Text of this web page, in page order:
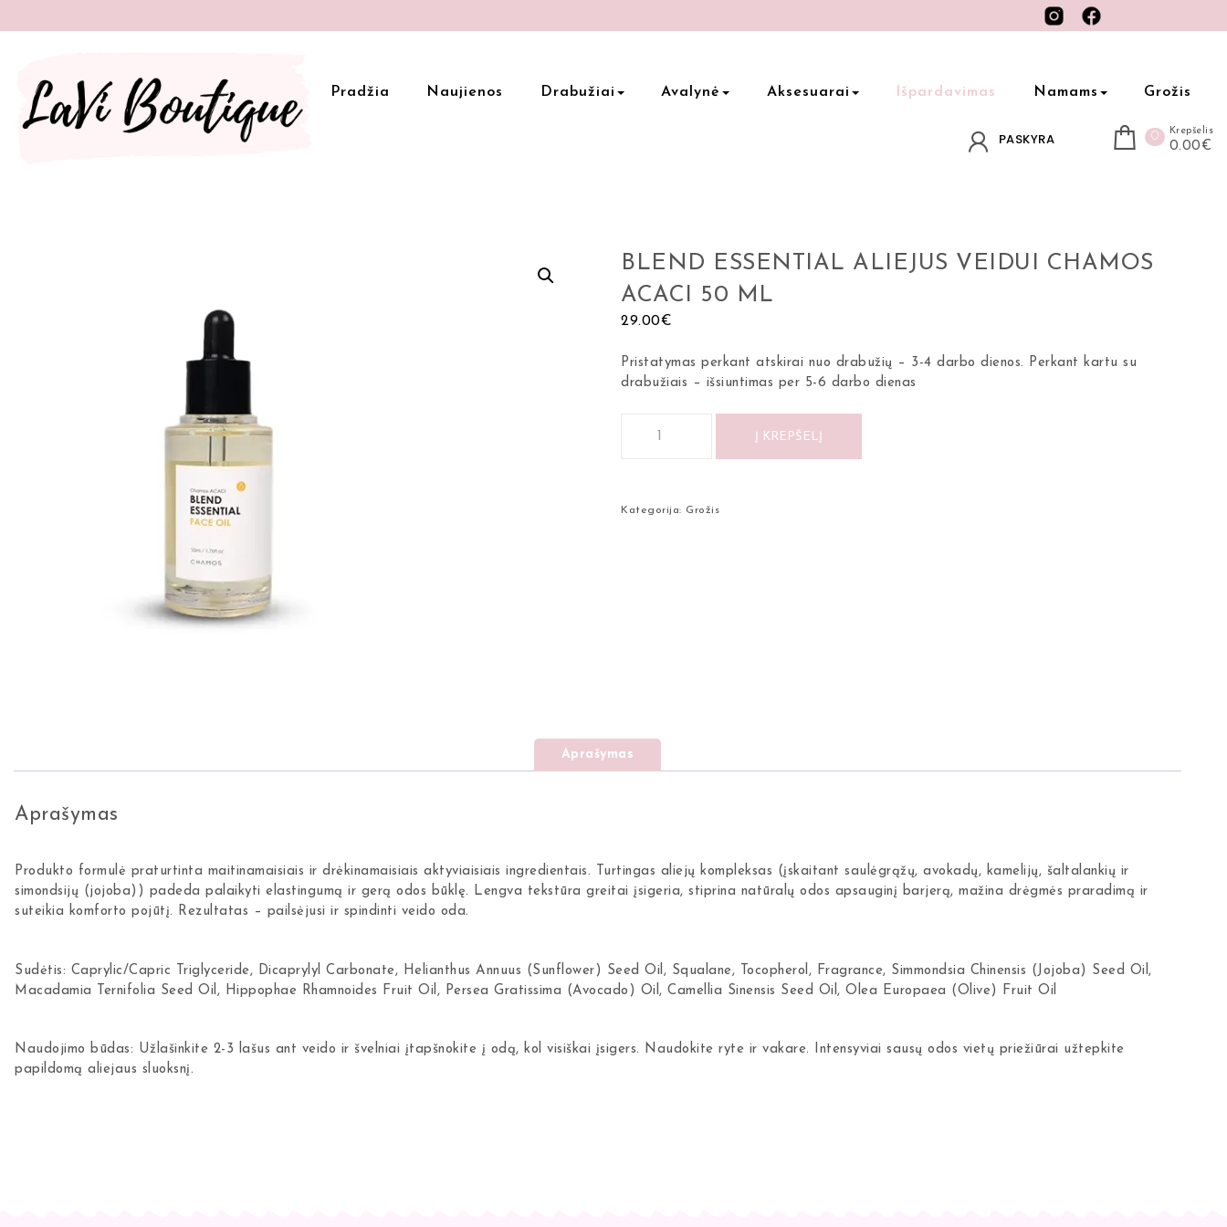
Pradžia Naujienos Drabužiai Avalynė Aksesuarai Išpardavimas Namams Grožis
PASKYRA 0 Krepšelis
0.00€
BLEND ESSENTIAL ALIEJUS VEIDUI CHAMOS
ACACI 50 ML
29.00€
Pristatymas perkant atskirai nuo drabužių – 3-4 darbo dienos. Perkant kartu su
drabužiais – išsiuntimas per 5-6 darbo dienas
Į KREPŠELĮ
Kategorija: Grožis
Aprašymas
Aprašymas
Produkto formulė praturtinta maitinamaisiais ir drėkinamaisiais aktyviaisiais ingredientais. Turtingas aliejų kompleksas (įskaitant saulėgrąžų, avokadų, kamelijų, šaltalankių ir
simondsijų (jojoba)) padeda palaikyti elastingumą ir gerą odos būklę. Lengva tekstūra greitai įsigeria, stiprina natūralų odos apsauginį barjerą, mažina drėgmės praradimą ir
suteikia komforto pojūtį. Rezultatas – pailsėjusi ir spindinti veido oda.
Sudėtis: Caprylic/Capric Triglyceride, Dicaprylyl Carbonate, Helianthus Annuus (Sunflower) Seed Oil, Squalane, Tocopherol, Fragrance, Simmondsia Chinensis (Jojoba) Seed Oil,
Macadamia Ternifolia Seed Oil, Hippophae Rhamnoides Fruit Oil, Persea Gratissima (Avocado) Oil, Camellia Sinensis Seed Oil, Olea Europaea (Olive) Fruit Oil
Naudojimo būdas: Užlašinkite 2-3 lašus ant veido ir švelniai įtapšnokite į odą, kol visiškai įsigers. Naudokite ryte ir vakare. Intensyviai sausų odos vietų priežiūrai užtepkite
papildomą aliejaus sluoksnį.